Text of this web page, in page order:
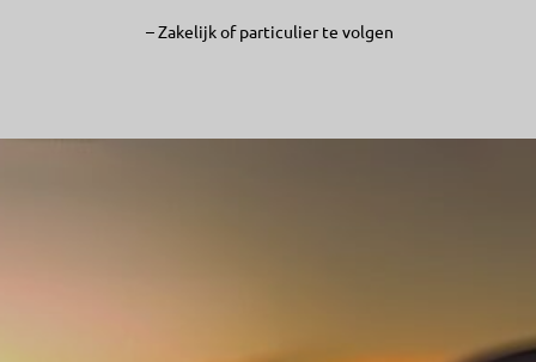
– Zakelijk of particulier te volgen